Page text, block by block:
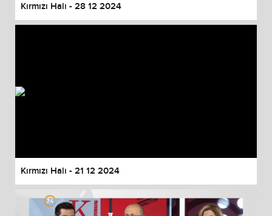
Kırmızı Halı - 28 12 2024
Kırmızı Halı - 21 12 2024